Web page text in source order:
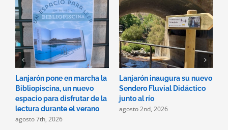
Lanjarón pone en marcha la
Bibliopiscina, un nuevo
espacio para disfrutar de la
lectura durante el verano
agosto 7th, 2026
Lanjarón inaugura su nuevo
Sendero Fluvial Didáctico
junto al río
agosto 2nd, 2026